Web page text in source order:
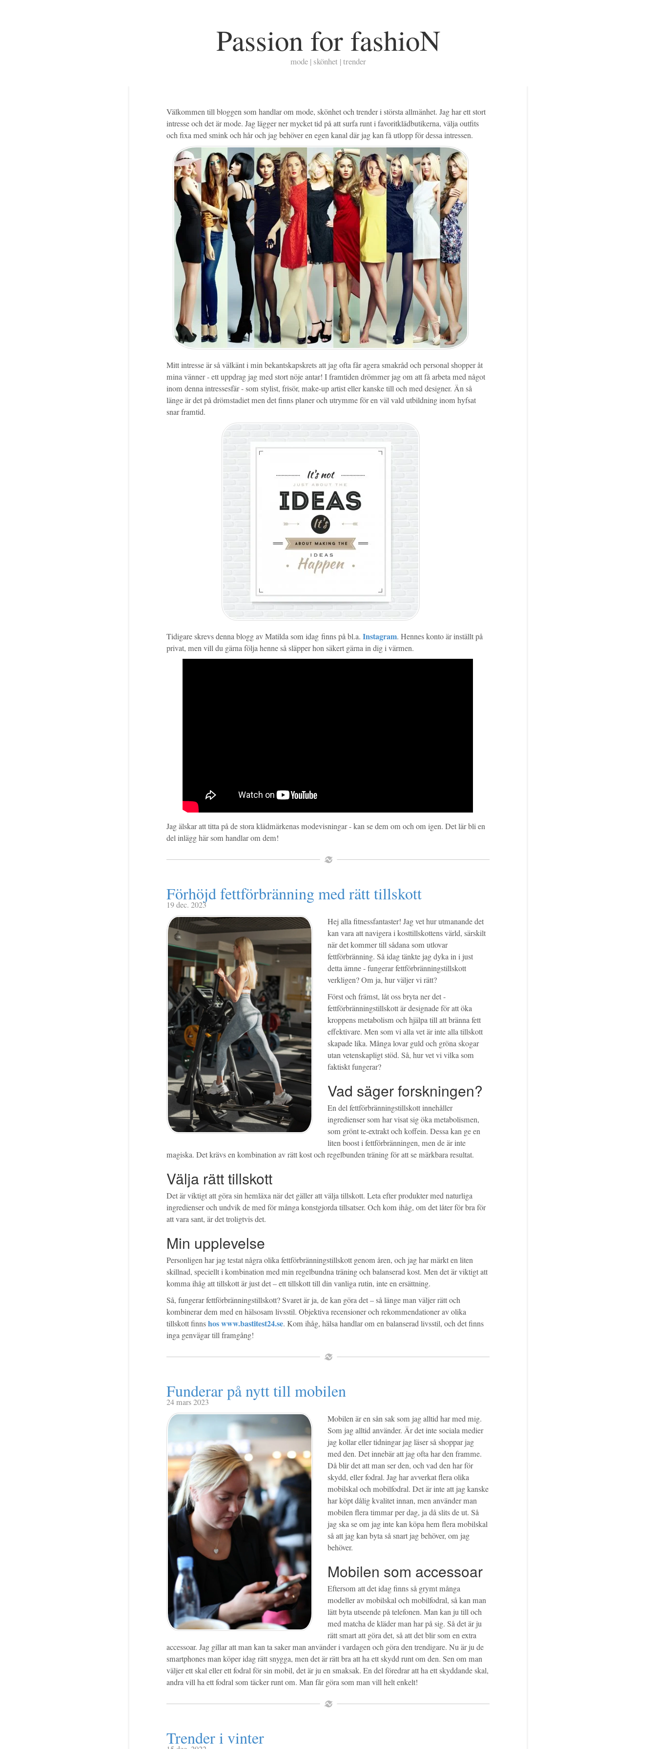
Passion for fashioN
mode | skönhet | trender
Välkommen till bloggen som handlar om mode, skönhet och trender i största allmänhet. Jag har ett stort
intresse och det är mode. Jag lägger ner mycket tid på att surfa runt i favoritklädbutikerna, välja outfits
och fixa med smink och hår och jag behöver en egen kanal där jag kan få utlopp för dessa intressen.
Mitt intresse är så välkänt i min bekantskapskrets att jag ofta får agera smakråd och personal shopper åt
mina vänner - ett uppdrag jag med stort nöje antar! I framtiden drömmer jag om att få arbeta med något
inom denna intressesfär - som stylist, frisör, make-up artist eller kanske till och med designer. Än så
länge är det på drömstadiet men det finns planer och utrymme för en väl vald utbildning inom hyfsat
snar framtid.
Tidigare skrevs denna blogg av Matilda som idag finns på bl.a.Instagram. Hennes konto är inställt på
privat, men vill du gärna följa henne så släpper hon säkert gärna in dig i värmen.
Jag älskar att titta på de stora klädmärkenas modevisningar - kan se dem om och om igen. Det lär bli en
del inlägg här som handlar om dem!
Förhöjd fettförbränning med rätt tillskott
19 dec. 2023
Hej alla fitnessfantaster! Jag vet hur utmanande det
kan vara att navigera i kosttillskottens värld, särskilt
när det kommer till sådana som utlovar
fettförbränning. Så idag tänkte jag dyka in i just
detta ämne - fungerar fettförbränningstillskott
verkligen? Om ja, hur väljer vi rätt?
Först och främst, låt oss bryta ner det -
fettförbränningstillskott är designade för att öka
kroppens metabolism och hjälpa till att bränna fett
effektivare. Men som vi alla vet är inte alla tillskott
skapade lika. Många lovar guld och gröna skogar
utan vetenskapligt stöd. Så, hur vet vi vilka som
faktiskt fungerar?
Vad säger forskningen?
En del fettförbränningstillskott innehåller
ingredienser som har visat sig öka metabolismen,
som grönt te-extrakt och koffein. Dessa kan ge en
liten boost i fettförbränningen, men de är inte
magiska. Det krävs en kombination av rätt kost och regelbunden träning för att se märkbara resultat.
Välja rätt tillskott
Det är viktigt att göra sin hemläxa när det gäller att välja tillskott. Leta efter produkter med naturliga
ingredienser och undvik de med för många konstgjorda tillsatser. Och kom ihåg, om det låter för bra för
att vara sant, är det troligtvis det.
Min upplevelse
Personligen har jag testat några olika fettförbränningstillskott genom åren, och jag har märkt en liten
skillnad, speciellt i kombination med min regelbundna träning och balanserad kost. Men det är viktigt att
komma ihåg att tillskott är just det – ett tillskott till din vanliga rutin, inte en ersättning.
Så, fungerar fettförbränningstillskott? Svaret är ja, de kan göra det – så länge man väljer rätt och
kombinerar dem med en hälsosam livsstil. Objektiva recensioner och rekommendationer av olika
tillskott finnshos www.bastitest24.se. Kom ihåg, hälsa handlar om en balanserad livsstil, och det finns
inga genvägar till framgång!
Funderar på nytt till mobilen
24 mars 2023
Mobilen är en sån sak som jag alltid har med mig.
Som jag alltid använder. Är det inte sociala medier
jag kollar eller tidningar jag läser så shoppar jag
med den. Det innebär att jag ofta har den framme.
Då blir det att man ser den, och vad den har för
skydd, eller fodral. Jag har avverkat flera olika
mobilskal och mobilfodral. Det är inte att jag kanske
har köpt dålig kvalitet innan, men använder man
mobilen flera timmar per dag, ja då slits de ut. Så
jag ska se om jag inte kan köpa hem flera mobilskal
så att jag kan byta så snart jag behöver, om jag
behöver.
Mobilen som accessoar
Eftersom att det idag finns så grymt många
modeller av mobilskal och mobilfodral, så kan man
lätt byta utseende på telefonen. Man kan ju till och
med matcha de kläder man har på sig. Så det är ju
rätt smart att göra det, så att det blir som en extra
accessoar. Jag gillar att man kan ta saker man använder i vardagen och göra den trendigare. Nu är ju de
smartphones man köper idag rätt snygga, men det är rätt bra att ha ett skydd runt om den. Sen om man
väljer ett skal eller ett fodral för sin mobil, det är ju en smaksak. En del föredrar att ha ett skyddande skal,
andra vill ha ett fodral som täcker runt om. Man får göra som man vill helt enkelt!
Trender i vinter